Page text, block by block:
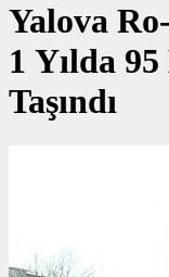
Yalova
1 Yılda
Taşındı